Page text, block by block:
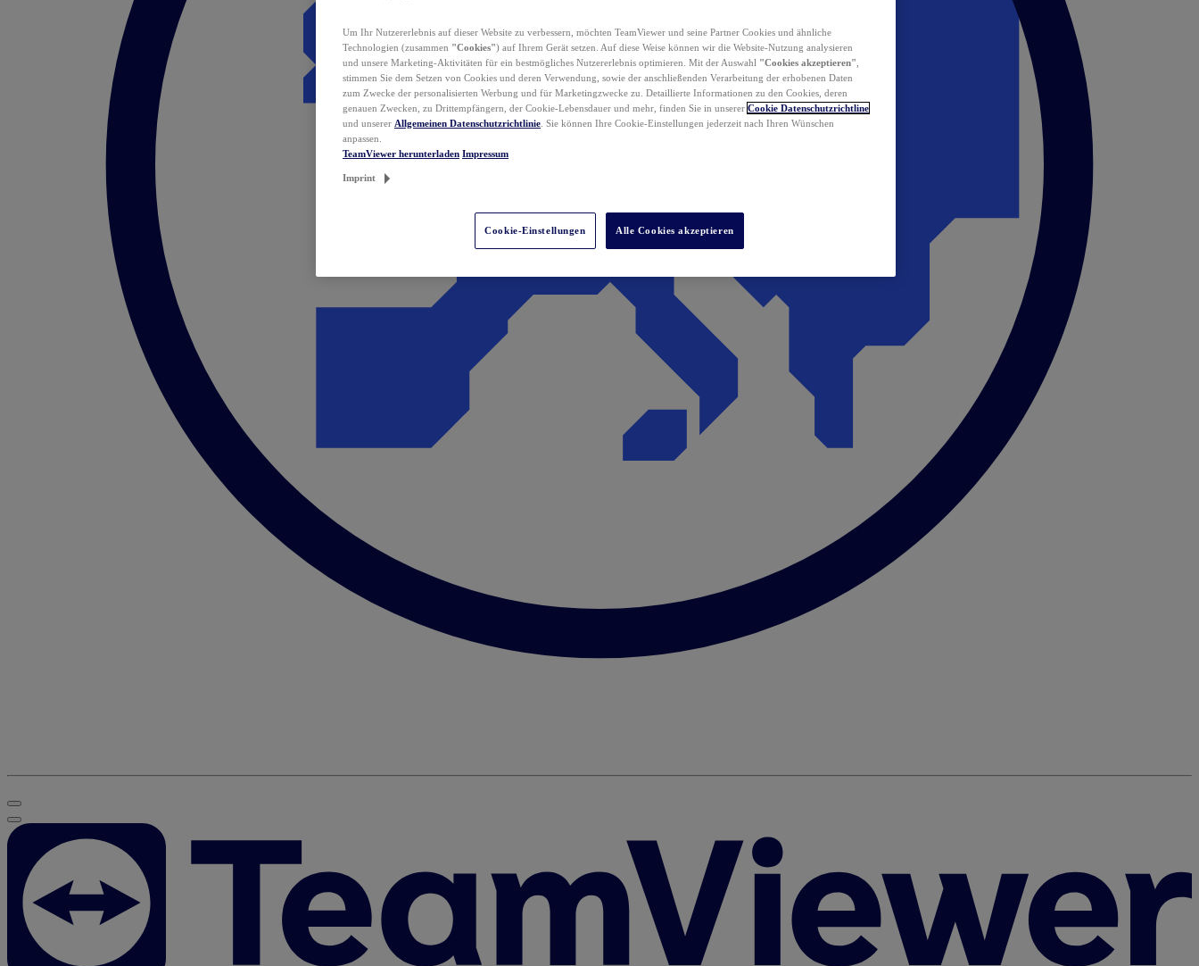
Um Ihr Nutzererlebnis auf dieser Website zu verbessern, möchten TeamViewer und seine Partner Cookies und ähnliche
Technologien (zusammen "Cookies") auf Ihrem Gerät setzen. Auf diese Weise können wir die Website-Nutzung analysieren
und unsere Marketing-Aktivitäten für ein bestmögliches Nutzererlebnis optimieren. Mit der Auswahl "Cookies akzeptieren"
stimmen Sie dem Setzen von Cookies und deren Verwendung, sowie der anschließenden Verarbeitung der erhobenen Daten
zum Zwecke der personalisierten Werbung und für Marketingzwecke zu. Detaillierte Informationen zu den Cookies, deren
genauen Zwecken, zu Drittempfängern, der Cookie-Lebensdauer und mehr, finden Sie in unserer Cookie Datenschutzrichtline
und unserer Allgemeinen Datenschutzrichtlinie . Sie können Ihre Cookie-Einstellungen jederzeit nach Ihren Wünschen
anpassen.
TeamViewer herunterladen Impressum
Imprint
Cookie-Einstellungen Alle Cookies akzeptieren